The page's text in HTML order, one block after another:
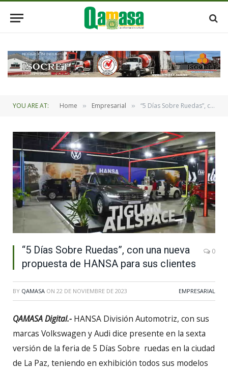
YOU ARE AT: Home » Empresarial » “5 Días Sobre Ruedas”, con una nueva propuesta de HANSA para sus clientes
“5 Días Sobre Ruedas”, con una nueva
propuesta de HANSA para sus clientes
0
BY QAMASA ON 22 DE NOVIEMBRE DE 2023 EMPRESARIAL
QAMASA Digital.- HANSA División Automotriz, con sus
marcas Volkswagen y Audi dice presente en la sexta
versión de la feria de 5 Días Sobre ruedas en la ciudad
de La Paz, teniendo en exhibición todos sus modelos